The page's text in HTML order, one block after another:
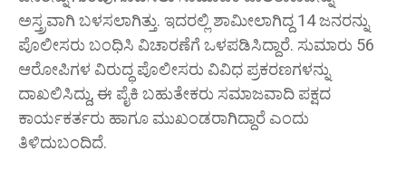
ಅಸ್ತ್ರವಾಗಿ ಬಳಸಲಾಗಿತ್ತು. ಇದರಲ್ಲಿ ಶಾಮೀಲಾಗಿದ್ದ 14 ಜನರನ್ನು
ಪೊಲೀಸರು ಬಂಧಿಸಿ ವಿಚಾರಣೆಗೆ ಒಳಪಡಿಸಿದ್ದಾರೆ. ಸುಮಾರು 56
ಆರೋಪಿಗಳ ವಿರುದ್ಧ ಪೊಲೀಸರು ವಿವಿಧ ಪ್ರಕರಣಗಳನ್ನು
ದಾಖಲಿಸಿದ್ದು, ಈ ಪೈಕಿ ಬಹುತೇಕರು ಸಮಾಜವಾದಿ ಪಕ್ಷದ
ಕಾರ್ಯಕರ್ತರು ಹಾಗೂ ಮುಖಂಡರಾಗಿದ್ದಾರೆ ಎಂದು
ತಿಳಿದುಬಂದಿದೆ.